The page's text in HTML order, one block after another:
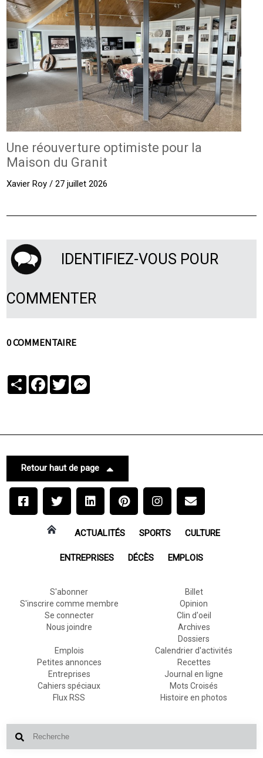
Une réouverture optimiste pour la
Maison du Granit
Xavier Roy / 27 juillet 2026
IDENTIFIEZ-VOUS POUR
COMMENTER
0 COMMENTAIRE
PartagerFacebook
Twitter
Retour haut de page
ACTUALITÉS SPORTS CULTURE
ENTREPRISES DÉCÈS EMPLOIS
S'abonner
S'inscrire comme membre
Se connecter
Nous joindre
Billet
Opinion
Clin d'oeil
Archives
Dossiers
Emplois
Petites annonces
Entreprises
Cahiers spéciaux
Flux RSS
Calendrier d'activités
Recettes
Journal en ligne
Mots Croisés
Histoire en photos